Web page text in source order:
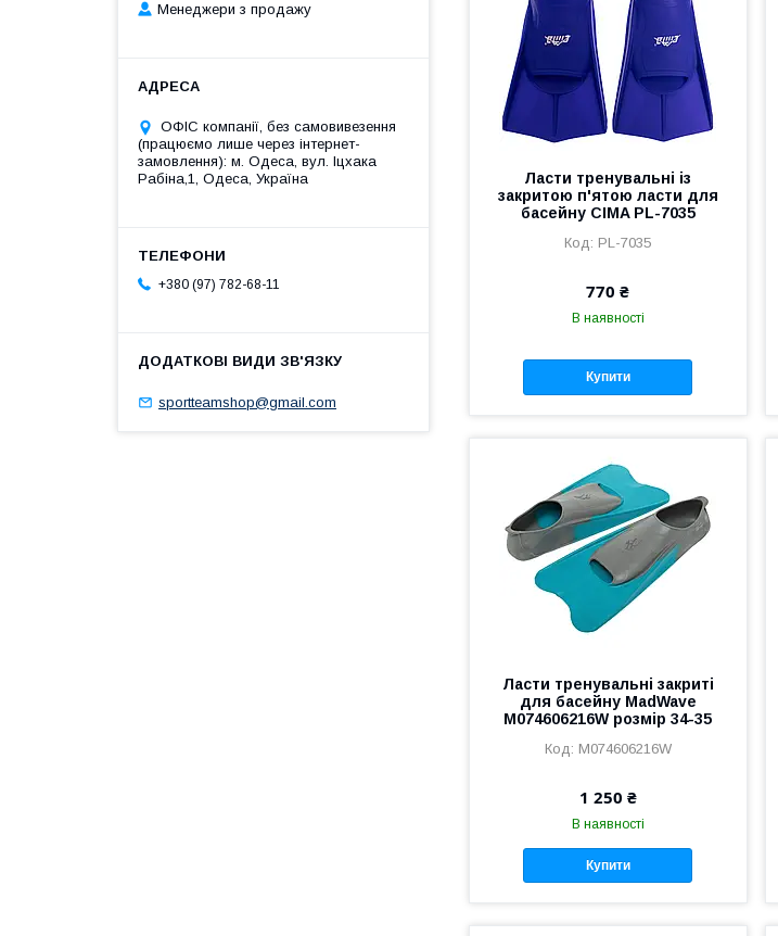
Ласти тренувальні із
закритою п'ятою ласти для
басейну CIMA PL-7035
PL-7035
770 ₴
В наявності
Купити
Ласти тренувальні закриті
для басейну MadWave
M074606216W розмір 34-35
M074606216W
1 250 ₴
В наявності
Купити
Менеджери з продажу
ОФІС компанії, без самовивезення
(працюємо лише через інтернет-
замовлення): м. Одеса, вул. Іцхака
Рабіна,1, Одеса, Україна
+380 (97) 782-68-11
sportteamshop@gmail.com